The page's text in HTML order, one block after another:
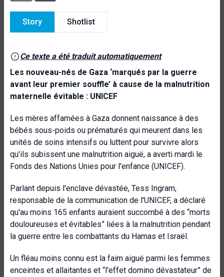
Story Shotlist
Ce texte a été traduit automatiquement
Les nouveau-nés de Gaza ‘marqués par la guerre
avant leur premier souffle’ à cause de la malnutrition
maternelle évitable : UNICEF
Les mères affamées à Gaza donnent naissance à des
bébés sous-poids ou prématurés qui meurent dans les
unités de soins intensifs ou luttent pour survivre alors
qu'ils subissent une malnutrition aiguë, a averti mardi le
Fonds des Nations Unies pour l'enfance (UNICEF).
Parlant depuis l'enclave dévastée, Tess Ingram,
responsable de la communication de l'UNICEF, a déclaré
qu'au moins 165 enfants auraient succombé à des “morts
douloureuses et évitables” liées à la malnutrition pendant
la guerre entre les combattants du Hamas et Israël.
Un fléau moins connu est la faim aiguë parmi les femmes
enceintes et allaitantes et “l'effet domino dévastateur” de